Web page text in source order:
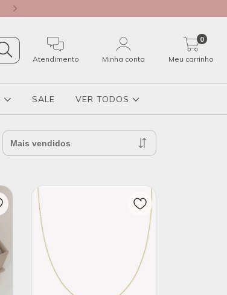
Atendimento Minha conta Meu carrinho
0
SALE VER TODOS